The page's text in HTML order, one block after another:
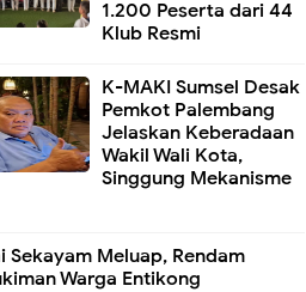
1.200 Peserta dari 44
Klub Resmi
K-MAKI Sumsel Desak
Pemkot Palembang
Jelaskan Keberadaan
Wakil Wali Kota,
Singgung Mekanisme
Sekayam Meluap, Rendam
Warga Entikong